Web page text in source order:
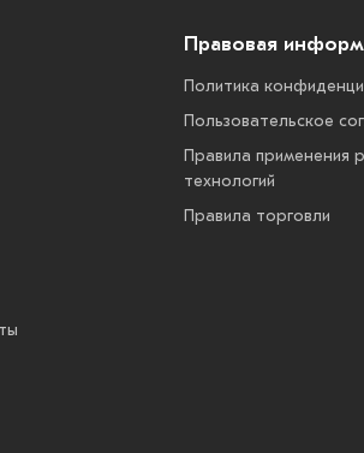
Правовая
Политика
Пользовательское
Правила применения
технологий
Правила торговли